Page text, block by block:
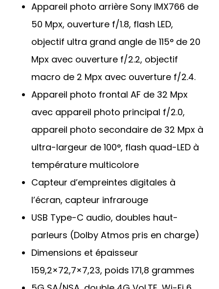
Appareil photo arrière Sony IMX766 de
50 Mpx, ouverture f/1.8, flash LED,
objectif ultra grand angle de 115° de 20
Mpx avec ouverture f/2.2, objectif
macro de 2 Mpx avec ouverture f/2.4.
Appareil photo frontal AF de 32 Mpx
avec appareil photo principal f/2.0,
appareil photo secondaire de 32 Mpx à
ultra-largeur de 100°, flash quad-LED à
température multicolore
Capteur d’empreintes digitales à
l’écran, capteur infrarouge
USB Type-C audio, doubles haut-
parleurs (Dolby Atmos pris en charge)
Dimensions et épaisseur
159,2×72,7×7,23, poids 171,8 grammes